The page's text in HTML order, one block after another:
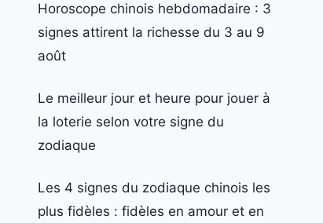
Horoscope chinois hebdomadaire : 3
signes attirent la richesse du 3 au 9
août
Le meilleur jour et heure pour jouer à
la loterie selon votre signe du
zodiaque
Les 4 signes du zodiaque chinois les
plus fidèles : fidèles en amour et en